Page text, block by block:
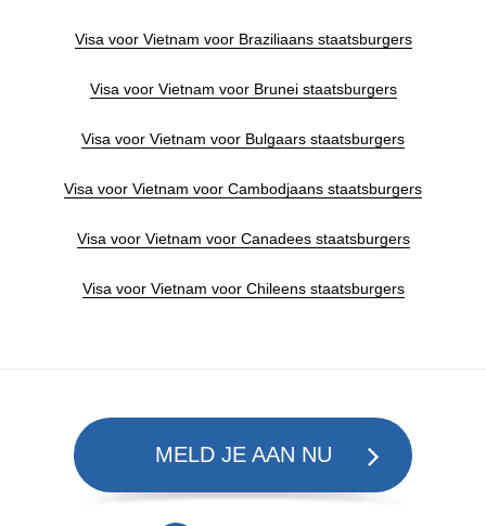
Visa voor Vietnam voor Braziliaans staatsburgers
Visa voor Vietnam voor Brunei staatsburgers
Visa voor Vietnam voor Bulgaars staatsburgers
Visa voor Vietnam voor Cambodjaans staatsburgers
Visa voor Vietnam voor Canadees staatsburgers
Visa voor Vietnam voor Chileens staatsburgers
MELD JE AAN NU